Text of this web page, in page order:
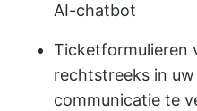
AI-chatbot
Ticketformulieren
rechtstreeks in
communicatie te